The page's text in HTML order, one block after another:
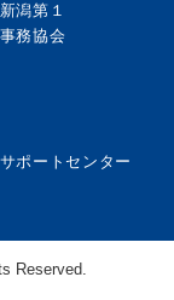
潟第１
務協会
ポートセンター
Reserved.